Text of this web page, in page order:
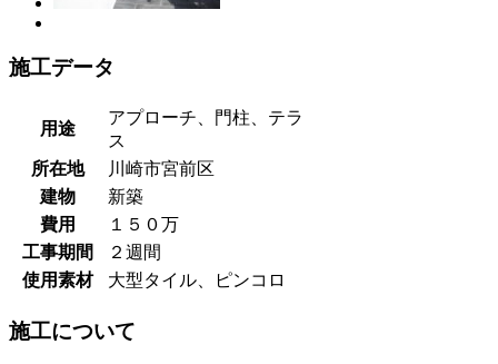
施工データ
用途
アプローチ、門柱、テラ
ス
所在地
川崎市宮前区
建物
新築
費用
１５０万
工事期間
２週間
使用素材
大型タイル、ピンコロ
施工について